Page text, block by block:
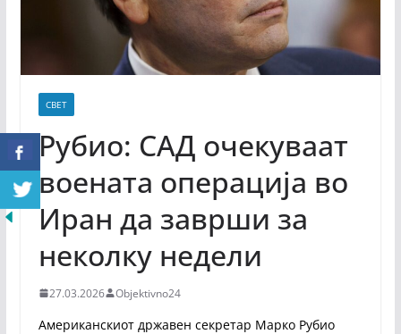
СВЕТ
Рубио: САД очекуваат
воената операција во
Иран да заврши за
неколку недели
27.03.2026 Objektivno24
Американскиот државен секретар Марко Рубио